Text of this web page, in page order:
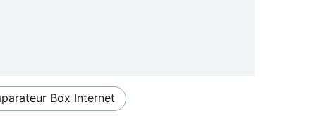
Box Internet